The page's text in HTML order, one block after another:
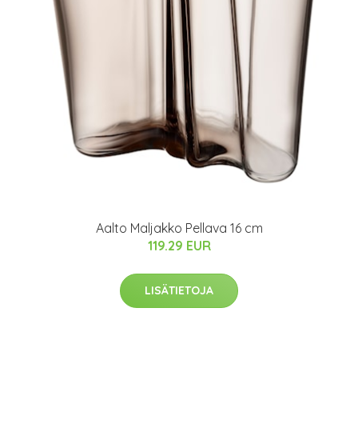
Aalto Maljakko Pellava 16 cm
119.29 EUR
LISÄTIETOJA